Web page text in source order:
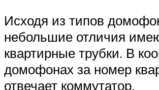
Исходя из типов
небольшие отличия
квартирные трубки. В
домофонах за номер
отвечает коммутатор,